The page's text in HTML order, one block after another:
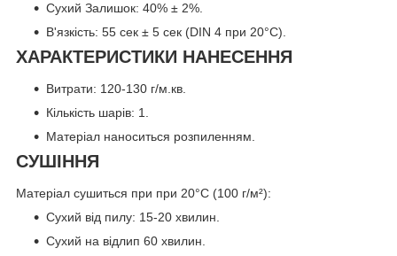
Сухий Залишок: 40% ± 2%.
В'язкість: 55 сек ± 5 сек (DIN 4 при 20°C).
ХАРАКТЕРИСТИКИ НАНЕСЕННЯ
Витрати: 120-130 г/м.кв.
Кількість шарів: 1.
Матеріал наноситься розпиленням.
СУШІННЯ
Матеріал сушиться при при 20°С (100 г/м²):
Сухий від пилу: 15-20 хвилин.
Сухий на відлип 60 хвилин.